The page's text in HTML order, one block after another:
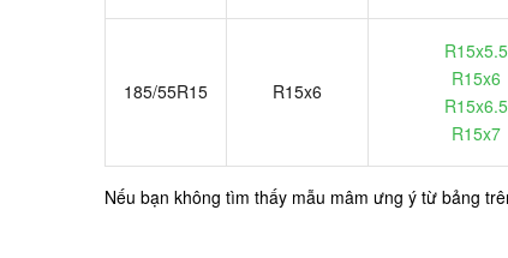
185/55R15 R15x6
R15x5.5
R15x6
R15x6.5
R15x7
Nếu bạn không tìm thấy mẫu mâm ưng ý từ bảng